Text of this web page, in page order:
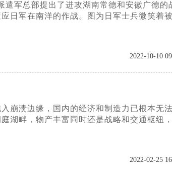
遣军总部提出了进攻湖南常德和安徽广德的
日军在南洋的作战。图为日军士兵微笑着
2022-10-10
崩溃边缘，国内的经济和制造力已根本无
湖畔，物产丰富同时还是战略和交通枢纽
2022-02-25